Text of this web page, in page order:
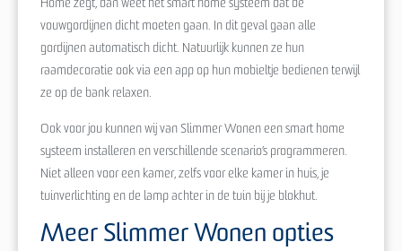
Home zegt, dan weet het smart home systeem dat de
vouwgordijnen dicht moeten gaan. In dit geval gaan alle
gordijnen automatisch dicht. Natuurlijk kunnen ze hun
raamdecoratie ook via een app op hun mobieltje bedienen terwijl
ze op de bank relaxen.
Ook voor jou kunnen wij van Slimmer Wonen een smart home
systeem installeren en verschillende scenario’s programmeren.
Niet alleen voor een kamer, zelfs voor elke kamer in huis, je
tuinverlichting en de lamp achter in de tuin bij je blokhut.
Meer Slimmer Wonen opties